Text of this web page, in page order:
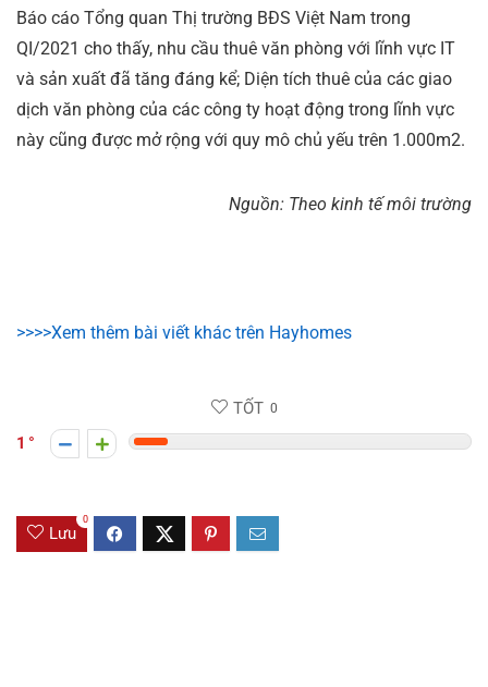
Báo cáo Tổng quan Thị trường BĐS Việt Nam trong
QI/2021 cho thấy, nhu cầu thuê văn phòng với lĩnh vực IT
và sản xuất đã tăng đáng kể; Diện tích thuê của các giao
dịch văn phòng của các công ty hoạt động trong lĩnh vực
này cũng được mở rộng với quy mô chủ yếu trên 1.000m2.
Nguồn: Theo kinh tế môi trường
>>>>Xem thêm bài viết khác trên Hayhomes
TỐT 0
1
Lưu
0